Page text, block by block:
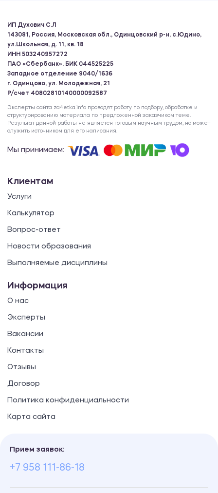
ИП Духович С.Л
143081, Россия, Московская обл., Одинцовский р-н, с.Юдино,
ул.Школьная, д. 11, кв. 18
ИНН 503240957272
ПАО «Сбербанк», БИК 044525225
Западное отделение 9040/1636
г. Одинцово, ул. Молодежная, 21
Р/счет 40802810140000092587
Эксперты сайта za4etka.info проводят работу по подбору, обработке и
структурированию материала по предложенной заказчиком теме.
Результат данной работы не является готовым научным трудом, но может
служить источником для его написания.
Мы принимаем:
Клиентам
Услуги
Калькулятор
Вопрос-ответ
Новости образования
Выполняемые дисциплины
Информация
О нас
Эксперты
Вакансии
Контакты
Отзывы
Договор
Политика конфиденциальности
Карта сайта
Прием заявок:
+7 958 111-86-18